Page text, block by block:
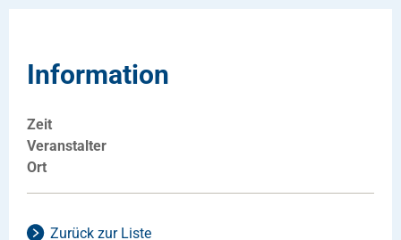
Information
Zeit
Veranstalter
Ort
Zurück zur Liste